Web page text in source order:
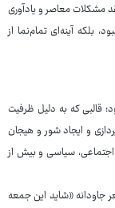
مشکلات معاصر و یادآوری
بلکه آینه‌ای تمام‌نما از
قالبی که به دلیل ظرفیت
و ایجاد شور و هیجان
سیاسی و بیش از
جاودانه «شاید این جمعه